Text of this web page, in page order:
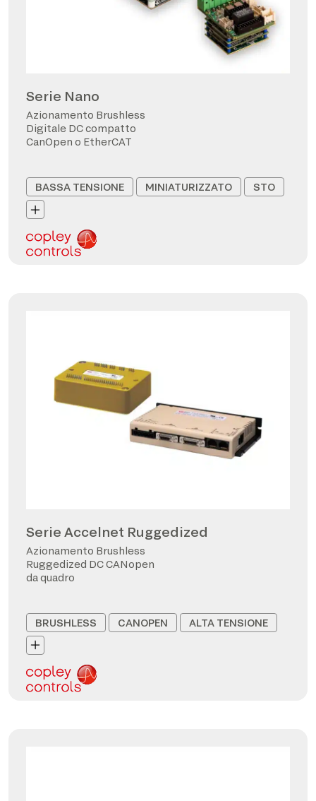
Serie Nano
Azionamento Brushless
Digitale DC compatto
CanOpen o EtherCAT
BASSA TENSIONE MINIATURIZZATO STO
Serie Accelnet Ruggedized
Azionamento Brushless
Ruggedized DC CANopen
da quadro
BRUSHLESS CANOPEN ALTA TENSIONE